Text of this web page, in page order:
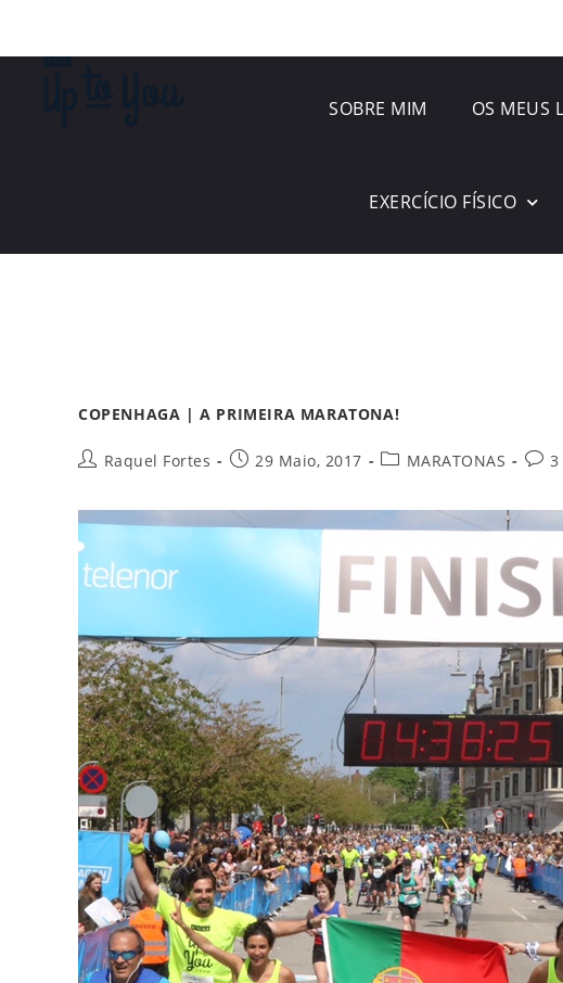
SOBRE MIM OS MEUS
EXERCÍCIO FÍSICO
COPENHAGA | A PRIMEIRA MARATONA!
Raquel Fortes 29 Maio, 2017 MARATONAS 3